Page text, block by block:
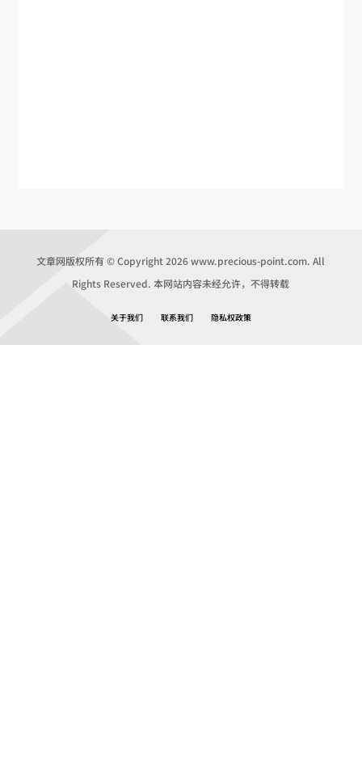
文章网版权所有 © Copyright 2026 www.precious-point.com. All
Rights Reserved. 本网站内容未经允许，不得转载
关于我们 联系我们 隐私权政策